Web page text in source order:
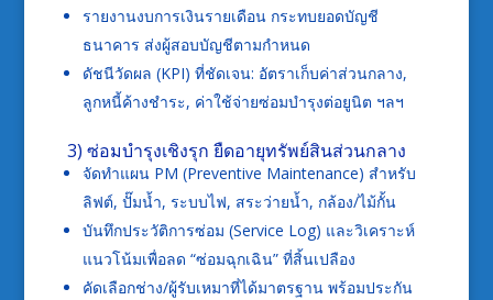
รายงานงบการเงินรายเดือน กระทบยอดบัญชี
ธนาคาร ส่งผู้สอบบัญชีตามกำหนด
ดัชนีวัดผล (KPI) ที่ชัดเจน: อัตราเก็บค่าส่วนกลาง,
ลูกหนี้ค้างชำระ, ค่าใช้จ่ายซ่อมบำรุงต่อยูนิต ฯลฯ
3) ซ่อมบำรุงเชิงรุก ยืดอายุทรัพย์สินส่วนกลาง
จัดทำแผน PM (Preventive Maintenance) สำหรับ
ลิฟต์, ปั๊มน้ำ, ระบบไฟ, สระว่ายน้ำ, กล้อง/ไม้กั้น
บันทึกประวัติการซ่อม (Service Log) และวิเคราะห์
แนวโน้มเพื่อลด “ซ่อมฉุกเฉิน” ที่สิ้นเปลือง
คัดเลือกช่าง/ผู้รับเหมาที่ได้มาตรฐาน พร้อมประกัน